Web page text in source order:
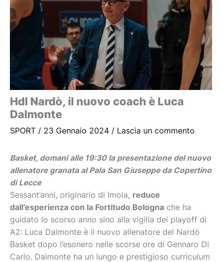
Hdl Nardò, il nuovo coach è Luca
Dalmonte
SPORT / 23 Gennaio 2024 / Lascia un commento
Basket, domani alle 19:30 la presentazione del nuovo
allenatore granata al Pala San Giuseppe da Copertino
di Lecce
Sessant’anni, originario di Imola, reduce
dall’esperienza con la Fortitudo Bologna che ha
guidato lo scorso anno sino alla vigilia dei playoff di
A2: Luca Dalmonte è il nuovo allenatore del Nardò
Basket dopo l’esonero nelle scorse ore di Gennaro Di
Carlo. Dalmonte ha un lungo e prestigioso curriculum